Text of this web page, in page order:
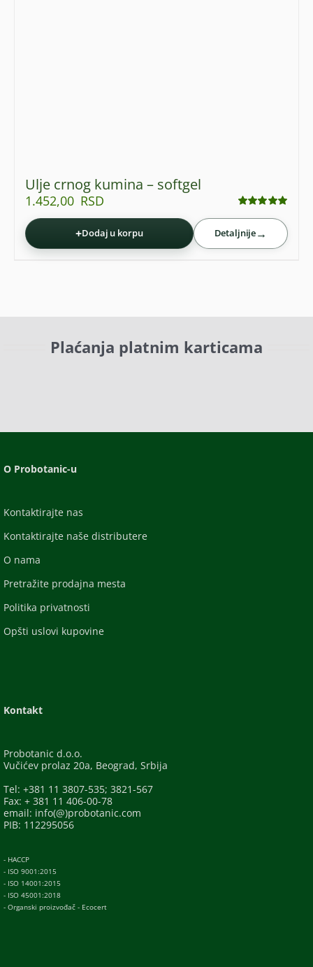
Ulje crnog kumina – softgel
1.452,00 RSD
+Dodaj u korpu Detaljnije→
Plaćanja platnim karticama
O Probotanic-u
Kontaktirajte nas
Kontaktirajte naše distributere
O nama
Pretražite prodajna mesta
Politika privatnosti
Opšti uslovi kupovine
Kontakt
Probotanic d.o.o.
Vučićev prolaz 20a, Beograd, Srbija
Tel: +381 11 3807-535; 3821-567
Fax: + 381 11 406-00-78
email: info(@)probotanic.com
PIB: 112295056
- HACCP
- ISO 9001:2015
- ISO 14001:2015
- ISO 45001:2018
- Organski proizvođač - Ecocert